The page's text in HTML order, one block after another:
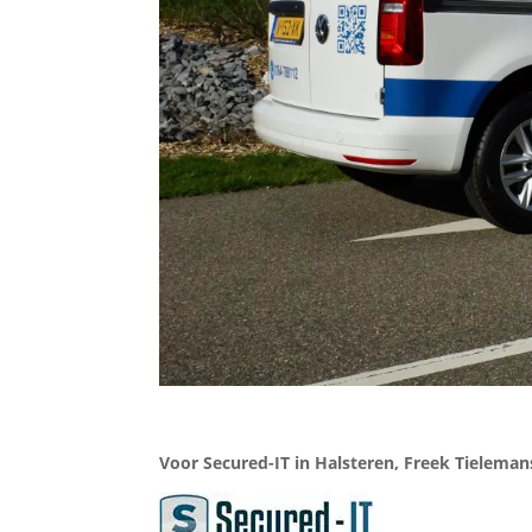
Voor Secured-IT in Halsteren, Freek